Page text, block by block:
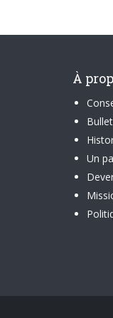
À
Un